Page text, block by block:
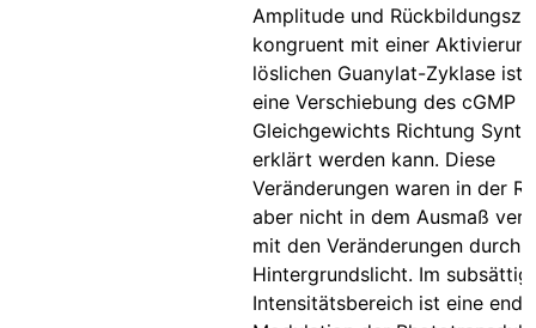
Amplitude und
kongruent mit einer
löslichen Guanylat-Zyklase ist
eine Verschiebung des cGMP
Gleichgewichts Richtung
erklärt werden kann. Diese
Veränderungen waren in der
aber nicht in dem Ausmaß
mit den Veränderungen durch
Hintergrundslicht. Im
Intensitätsbereich ist eine